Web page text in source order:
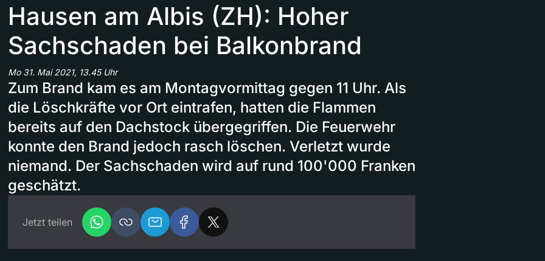
Hausen am Albis (ZH): Hoher
Sachschaden bei Balkonbrand
Mo 31. Mai 2021, 13.45 Uhr
Zum Brand kam es am Montagvormittag gegen 11 Uhr. Als
die Löschkräfte vor Ort eintrafen, hatten die Flammen
bereits auf den Dachstock übergegriffen. Die Feuerwehr
konnte den Brand jedoch rasch löschen. Verletzt wurde
niemand. Der Sachschaden wird auf rund 100'000 Franken
geschätzt.
Jetzt teilen